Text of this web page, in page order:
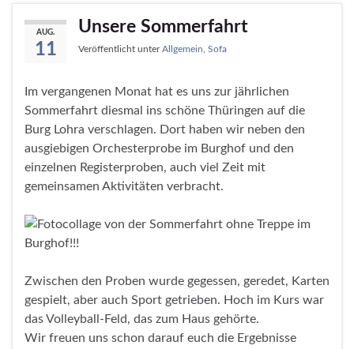
AUG.
11
Unsere Sommerfahrt
Veröffentlicht unterAllgemein Sofa
Im vergangenen Monat hat es uns zur jährlichen
Sommerfahrt diesmal ins schöne Thüringen auf die
Burg Lohra verschlagen. Dort haben wir neben den
ausgiebigen Orchesterprobe im Burghof und den
einzelnen Registerproben, auch viel Zeit mit
gemeinsamen Aktivitäten verbracht.
Zwischen den Proben wurde gegessen, geredet, Karten
gespielt, aber auch Sport getrieben. Hoch im Kurs war
das Volleyball-Feld, das zum Haus gehörte.
Wir freuen uns schon darauf euch die Ergebnisse